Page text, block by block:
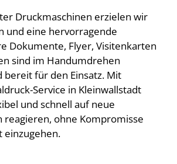
Druckmaschinen erzielen wir
und eine hervorragende
Dokumente, Flyer, Visitenkarten
sind im Handumdrehen
bereit für den Einsatz. Mit
Service in Kleinwallstadt
und schnell auf neue
ohne Kompromisse
einzugehen.